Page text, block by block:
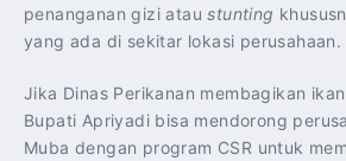
penanganan gizi ataustunting
yang ada di sekitar lokasi perusahaan.
Jika Dinas Perikanan membagikan
Bupati Apriyadi bisa mendorong
Muba dengan program CSR untuk